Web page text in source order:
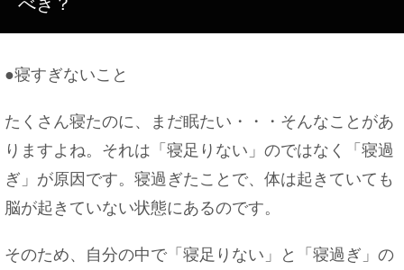
●寝すぎないこと
たくさん寝たのに、まだ眠たい・・・そんなことがあ
りますよね。それは「寝足りない」のではなく「寝過
ぎ」が原因です。寝過ぎたことで、体は起きていても
脳が起きていない状態にあるのです。
そのため、自分の中で「寝足りない」と「寝過ぎ」の